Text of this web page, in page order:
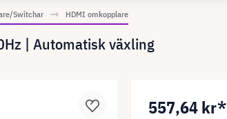
Switchar HDMI omkopplare
| Automatisk växling
557,64 kr*